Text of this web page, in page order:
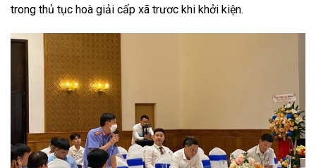
trong thủ tục hoà giải cấp xã trươc khi khởi kiện.